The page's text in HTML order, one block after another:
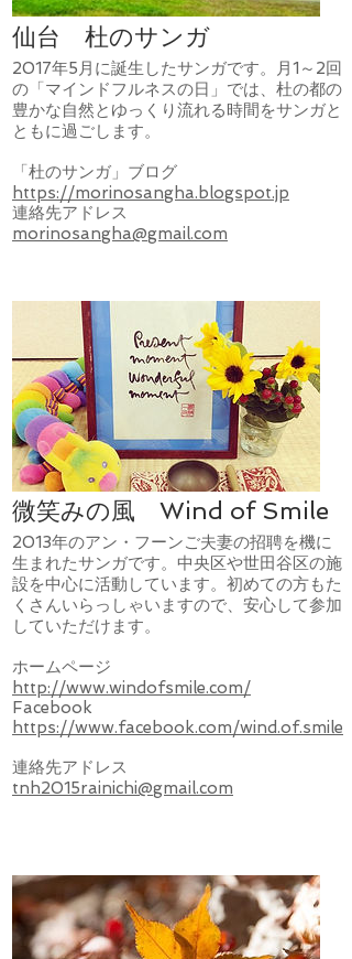
仙台 杜のサンガ
2017年5月に誕生したサンガです。月1～2回
の「マインドフルネスの日」では、杜の都の
豊かな自然とゆっくり流れる時間をサンガと
ともに過ごします。
「杜のサンガ」ブログ
https://morinosangha.blogspot.jp
連絡先アドレス
morinosangha@gmail.com
微笑みの風 Wind of Smile
2013年のアン・フーンご夫妻の招聘を機に
生まれたサンガです。中央区や世田谷区の施
設を中心に活動しています。初めての方もた
くさんいらっしゃいますので、安心して参加
していただけます。
ホームページ
http://www.windofsmile.com/
​Facebook
https://www.facebook.com/wind.of.smile
連絡先アドレス
tnh2015rainichi@gmail.com